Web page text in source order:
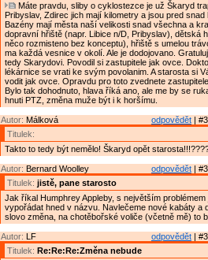
Máte pravdu, sliby o cyklostezce je už Škaryd
Pribyslav, Zdirec jich mají kilometry a jsou pred snad
Bazény mají města naší velikosti snad všechna a
dopravní hřiště (napr. Libice n/D, Pribyslav), dětská
něco rozmisteno bez konceptu), hřiště s umelou
ma každá vesnice v okolí. Ale je dodojovano.
tedy Skarydovi. Povodil si zastupitele jak ovce.
lékárnice se vrati ke svým povolanim. A starosta si
vodit jak ovce. Opravdu pro toto zvednete
Bylo tak dohodnuto, hlava říká ano, ale me by se
hnuti PTZ, změna muže být i k horšímu.
odpovědět |
Autor: Málková
Titulek:
Takto to tedy být nemělo! Škaryd opět
odpovědět |
Autor: Bernard Woolley
Titulek: jistě, pane starosto
Jak říkal Humphrey Appleby, s největším problémem
vypořádat hned v názvu. Navlečeme nové kabáty a
slovo změna, na chotěbořské voliče (včetně mě) to
odpovědět |
Autor: LF
Titulek: Re:Re:Re:Změna nebude